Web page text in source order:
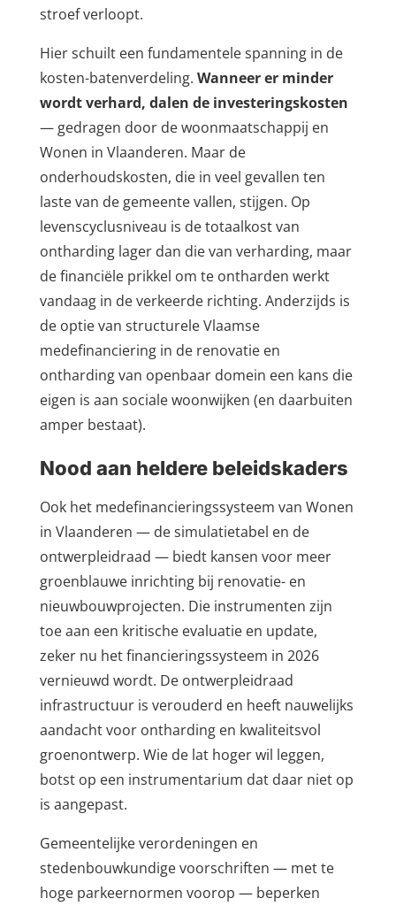
stroef verloopt.
Hier schuilt een fundamentele spanning in de
kosten-batenverdeling. Wanneer er minder
wordt verhard, dalen de investeringskosten
— gedragen door de woonmaatschappij en
Wonen in Vlaanderen. Maar de
onderhoudskosten, die in veel gevallen ten
laste van de gemeente vallen, stijgen. Op
levenscyclusniveau is de totaalkost van
ontharding lager dan die van verharding, maar
de financiële prikkel om te ontharden werkt
vandaag in de verkeerde richting. Anderzijds is
de optie van structurele Vlaamse
medefinanciering in de renovatie en
ontharding van openbaar domein een kans die
eigen is aan sociale woonwijken (en daarbuiten
amper bestaat).
Nood aan heldere beleidskaders
Ook het medefinancieringssysteem van Wonen
in Vlaanderen — de simulatietabel en de
ontwerpleidraad — biedt kansen voor meer
groenblauwe inrichting bij renovatie- en
nieuwbouwprojecten. Die instrumenten zijn
toe aan een kritische evaluatie en update,
zeker nu het financieringssysteem in 2026
vernieuwd wordt. De ontwerpleidraad
infrastructuur is verouderd en heeft nauwelijks
aandacht voor ontharding en kwaliteitsvol
groenontwerp. Wie de lat hoger wil leggen,
botst op een instrumentarium dat daar niet op
is aangepast.
Gemeentelijke verordeningen en
stedenbouwkundige voorschriften — met te
hoge parkeernormen voorop — beperken